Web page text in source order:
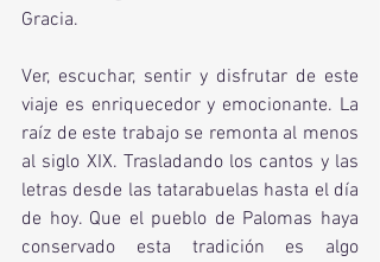
Gracia.
Ver, escuchar, sentir y disfrutar de este
viaje es enriquecedor y emocionante. La
raíz de este trabajo se remonta al menos
al siglo XIX. Trasladando los cantos y las
letras desde las tatarabuelas hasta el día
de hoy. Que el pueblo de Palomas haya
conservado esta tradición es algo